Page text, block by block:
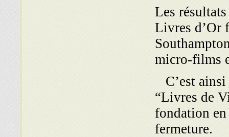
Les
Livres d’Or
micro-films
C’est ainsi
“Livres de
fondation en
fermeture.